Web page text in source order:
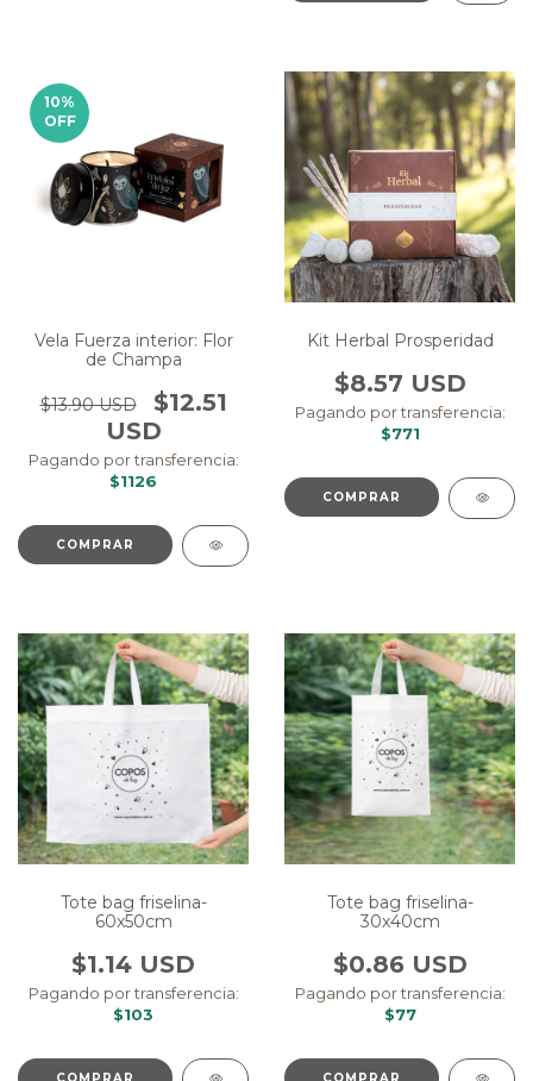
10%
OFF
Vela Fuerza interior: Flor
de Champa
$13.90 USD
$12.51
USD
Pagando por transferencia:
$1126
Kit Herbal Prosperidad
$8.57 USD
Pagando por transferencia:
$771
Tote bag friselina-
60x50cm
$1.14 USD
Pagando por transferencia:
$103
Tote bag friselina-
30x40cm
$0.86 USD
Pagando por transferencia:
$77